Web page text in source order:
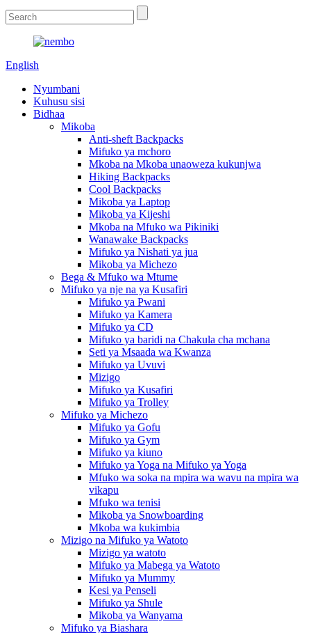
English
Nyumbani
Kuhusu sisi
Bidhaa
Mikoba
Anti-sheft Backpacks
Mifuko ya mchoro
Mkoba na Mkoba unaoweza kukunjwa
Hiking Backpacks
Cool Backpacks
Mikoba ya Laptop
Mikoba ya Kijeshi
Mkoba na Mfuko wa Pikiniki
Wanawake Backpacks
Mifuko ya Nishati ya jua
Mikoba ya Michezo
Bega & Mfuko wa Mtume
Mifuko ya nje na ya Kusafiri
Mifuko ya Pwani
Mifuko ya Kamera
Mifuko ya CD
Mifuko ya baridi na Chakula cha mchana
Seti ya Msaada wa Kwanza
Mifuko ya Uvuvi
Mizigo
Mifuko ya Kusafiri
Mifuko ya Trolley
Mifuko ya Michezo
Mifuko ya Gofu
Mifuko ya Gym
Mifuko ya kiuno
Mifuko ya Yoga na Mifuko ya Yoga
Mfuko wa soka na mpira wa wavu na mpira wa
vikapu
Mfuko wa tenisi
Mikoba ya Snowboarding
Mkoba wa kukimbia
Mizigo na Mifuko ya Watoto
Mizigo ya watoto
Mifuko ya Mabega ya Watoto
Mifuko ya Mummy
Kesi ya Penseli
Mifuko ya Shule
Mikoba ya Wanyama
Mifuko ya Biashara